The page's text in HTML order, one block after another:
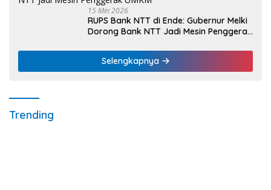
15 Mei 2026
RUPS Bank NTT di Ende: Gubernur Melki
Dorong Bank NTT Jadi Mesin Penggerak
Selengkapnya
Trending